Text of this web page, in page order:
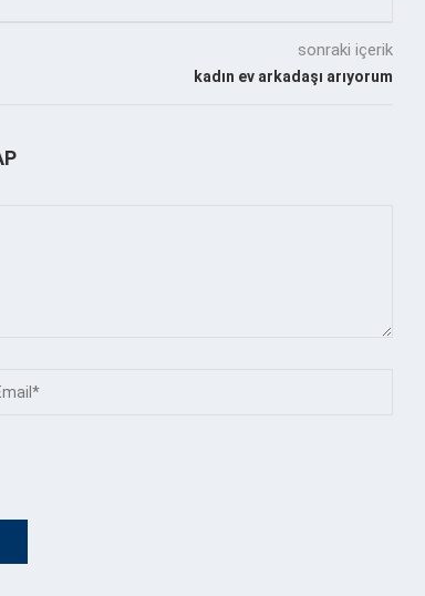
sonraki içerik
kadın ev arkadaşı arıyorum